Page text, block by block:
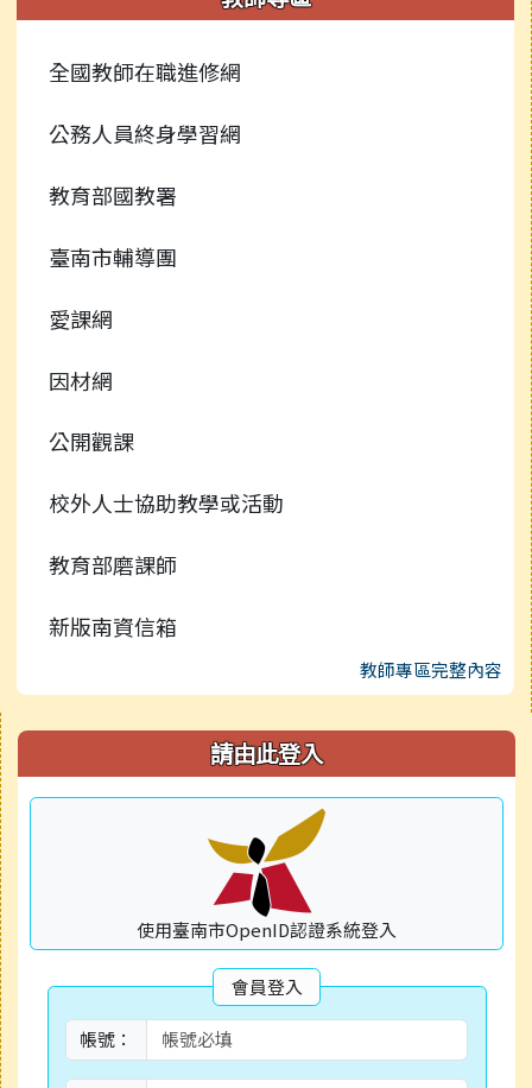
全國教師在職進修網
公務人員終身學習網
教育部國教署
臺南市輔導團
愛課網
因材網
公開觀課
校外人士協助教學或活動
教育部磨課師
新版南資信箱
教師專區完整內容
右邊區域內容 請由此登入
使用臺南市OpenID認證系統登入
會員登入
帳號：